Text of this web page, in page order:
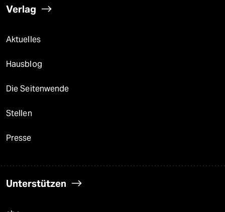
Verlag
Aktuelles
Hausblog
Die Seitenwende
Stellen
Presse
Unterstützen